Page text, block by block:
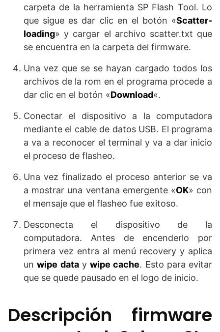
carpeta de la herramienta SP Flash Tool. Lo
que sigue es dar clic en el botón «Scatter-
loading» y cargar el archivo scatter.txt que
se encuentra en la carpeta del firmware.
Una vez que se se hayan cargado todos los
archivos de la rom en el programa procede a
dar clic en el botón «Download«.
Conectar el dispositivo a la computadora
mediante el cable de datos USB. El programa
a va a reconocer el terminal y va a dar inicio
el proceso de flasheo.
Una vez finalizado el proceso anterior se va
a mostrar una ventana emergente «OK» con
el mensaje que el flasheo fue exitoso.
Desconecta el dispositivo de la
computadora. Antes de encenderlo por
primera vez entra al menú recovery y aplica
unwipe datay wipe cache. Esto para evitar
que se quede pausado en el logo de inicio.
Descripción firmware